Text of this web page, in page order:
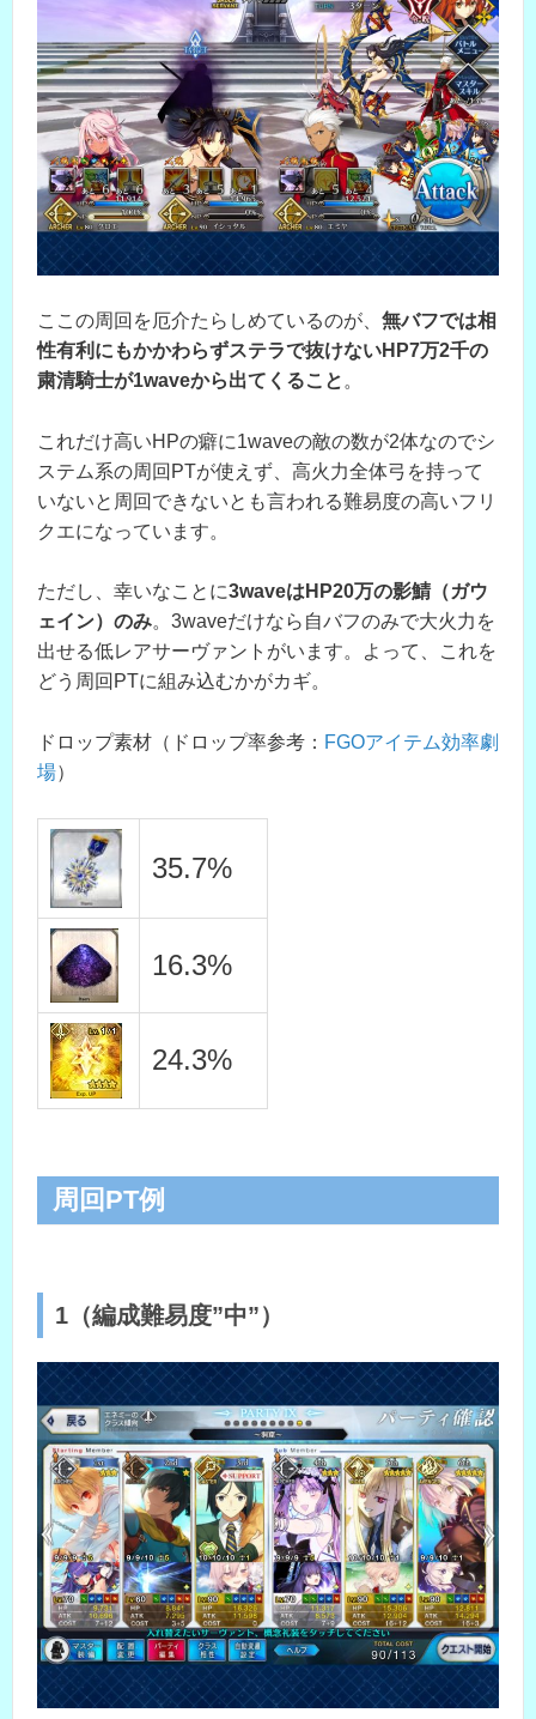
ここの周回を厄介たらしめているのが、 無バフでは相
性有利にもかかわらずステラで抜けないHP7万2千の
粛清騎士が1waveから出てくること 。
これだけ高いHPの癖に1waveの敵の数が2体なのでシ
ステム系の周回PTが使えず、高火力全体弓を持って
いないと周回できないとも言われる難易度の高いフリ
クエになっています。
ただし、幸いなことに3waveはHP20万の影鯖（ガウ
ェイン）のみ。3waveだけなら自バフのみで大火力を
出せる低レアサーヴァントがいます。よって、これを
どう周回PTに組み込むかがカギ。
ドロップ素材（ドロップ率参考： FGOアイテム効率劇
場）
35.7%
16.3%
24.3%
周回PT例
1（編成難易度”中”）